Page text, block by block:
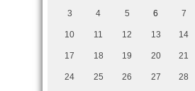
3 4 5 6 7
10 11 12 13 14
17 18 19 20 21
24 25 26 27 28